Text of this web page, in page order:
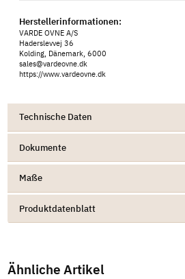
Herstellerinformationen:
VARDE OVNE A/S
Haderslevvej 36
Kolding, Dänemark, 6000
sales@vardeovne.dk
https://www.vardeovne.dk
Technische Daten
Dokumente
Maße
Produktdatenblatt
Ähnliche Artikel